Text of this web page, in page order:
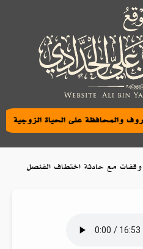
العشرة بالمعروف والمحافظة على
وقفات مع حادثة اختطاف القنصل